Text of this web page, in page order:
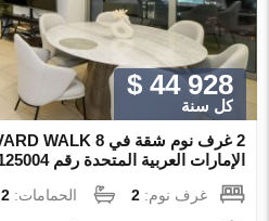
$ 44 928
كل سنة
الإمارات العربية المتحدة رقم 125004
غرف نوم:2 الحمامات:2